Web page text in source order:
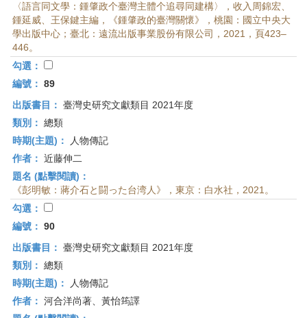
〈語言同文學：鍾肇政个臺灣主體个追尋同建構〉，收入周錦宏、
鍾延威、王保鍵主編，《鍾肇政的臺灣關懷》，桃園：國立中央大
學出版中心；臺北：遠流出版事業股份有限公司，2021，頁423–
446。
勾選：
編號： 89
出版書目： 臺灣史研究文獻類目 2021年度
類別： 總類
時期(主題)：
人物傳記
作者： 近藤伸二
題名 (點擊閱讀)：
《彭明敏：蔣介石と闘った台湾人》，東京：白水社，2021。
勾選：
編號： 90
出版書目： 臺灣史研究文獻類目 2021年度
類別： 總類
時期(主題)：
人物傳記
作者： 河合洋尚著、黃怡筠譯